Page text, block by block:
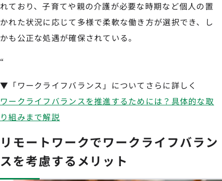
れており、子育てや親の介護が必要な時期など個人の置
かれた状況に応じて多様で柔軟な働き方が選択でき、し
かも公正な処遇が確保されている。
“
▼「ワークライフバランス」についてさらに詳しく
ワークライフバランスを推進するためには？具体的な取
り組みまで解説
リモートワークでワークライフバラン
スを考慮するメリット